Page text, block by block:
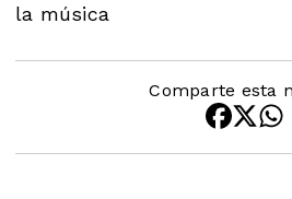
la música​
Comparte esta